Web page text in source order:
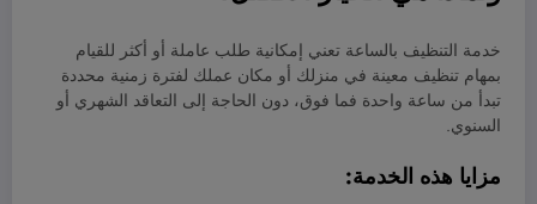
خدمة التنظيف بالساعة تعني إمكانية طلب عاملة أو أكثر للقيام
بمهام تنظيف معينة في منزلك أو مكان عملك لفترة زمنية محددة
تبدأ من ساعة واحدة فما فوق، دون الحاجة إلى التعاقد الشهري أو
السنوي.
مزايا هذه الخدمة: